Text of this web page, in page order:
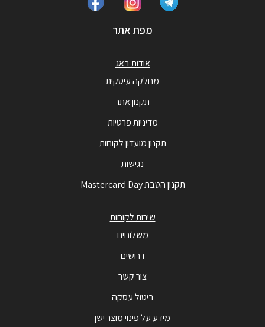
מפת אתר
אודות באג
מחלקה עיסקית
תקנון אתר
מדיניות פרטיות
תקנון מועדון לקוחות
נגישות
תקנון הטבת Mastercard Day
שירות לקוחות
משלוחים
דרושים
צור קשר
ביטול עסקה
מידע על פינוי מוצר ישן